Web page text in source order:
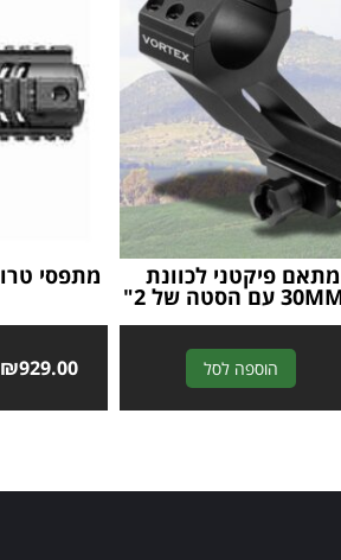
CM-305 מתאם פיקטני לכוונת
הוספה לסל
t
n
₪929.00